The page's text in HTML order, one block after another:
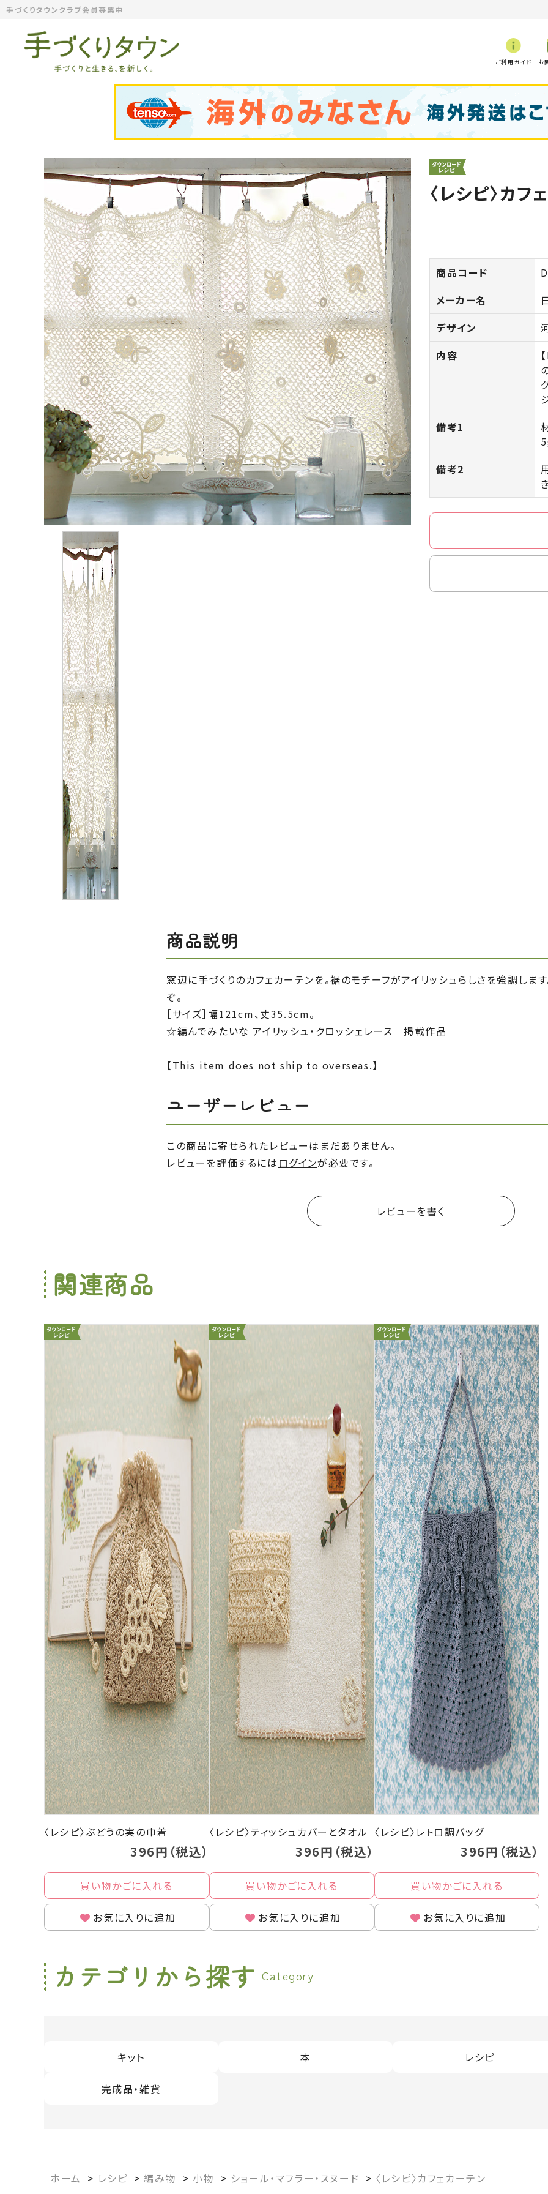
手づくりタウンクラブ会員募集中
ご利用ガイド お
〈レシピ〉カフ
商品コード
メーカー名
デザイン
内容
備考1
備考2
商品説明
窓辺に手づくりのカフェカーテンを。裾のモチーフがアイリッシュらしさを強調します
ぞ。
［サイズ］幅121cm、丈35.5cm。
☆編んでみたいな アイリッシュ・クロッシェレース 掲載作品
【This item does not ship to overseas.】
ユーザーレビュー
この商品に寄せられたレビューはまだありません。
レビューを評価するには ログインが必要です。
レビューを書く
関連商品
〈レシピ〉ぶどうの実の巾着
396円（税込）
買い物かごに入れる
お気に入りに追加
〈レシピ〉ティッシュカバーとタオル
396円（税込）
買い物かごに入れる
お気に入りに追加
〈レシピ〉レトロ調バッグ
396円（税込）
買い物かごに入れる
お気に入りに追加
カテゴリから探す Category
キット 本 レシピ
完成品・雑貨
ホーム > レシピ >編み物 > 小物 > ショール・マフラー・スヌード > 〈レシピ〉カフェカーテン